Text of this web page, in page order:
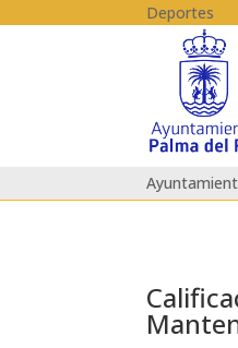
Deportes